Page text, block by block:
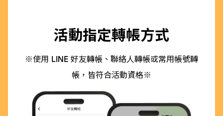
活動指定轉帳方式
※使用 LINE 好友轉帳、聯絡人轉帳或常用帳號轉
帳，皆符合活動資格※